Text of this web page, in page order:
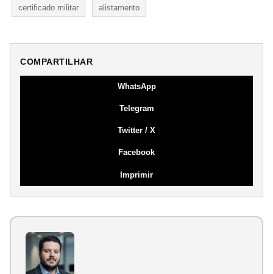
certificado militar alistamento
COMPARTILHAR
WhatsApp
Telegram
Twitter / X
Facebook
Imprimir